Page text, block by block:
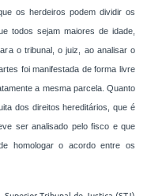
os herdeiros podem dividir os
todos sejam maiores de idade,
o tribunal, o juiz, ao analisar o
foi manifestada de forma livre
a mesma parcela. Quanto
dos direitos hereditários, que é
ser analisado pelo fisco e que
homologar o acordo entre os